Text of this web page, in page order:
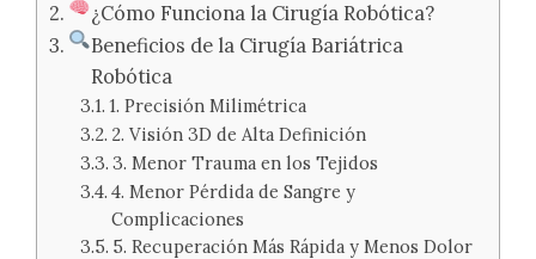
¿Cómo Funciona la Cirugía Robótica?
Beneficios de la Cirugía Bariátrica
Robótica
1. Precisión Milimétrica
2. Visión 3D de Alta Definición
3. Menor Trauma en los Tejidos
4. Menor Pérdida de Sangre y
Complicaciones
5. Recuperación Más Rápida y Menos Dolor